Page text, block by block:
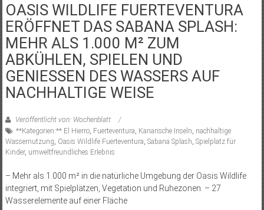
OASIS WILDLIFE FUERTEVENTURA
ERÖFFNET DAS SABANA SPLASH:
MEHR ALS 1.000 M² ZUM
ABKÜHLEN, SPIELEN UND
GENIESSEN DES WASSERS AUF
NACHHALTIGE WEISE
Veröffentlicht von: Wochenblatt
**Kategorien:** El Hierro, Fuerteventura, Kanarische Inseln, nachhaltige
Wassernutzung, Oasis Wildlife Fuerteventura, Sabana Splash, Spielplatz für
Kinder, umweltfreundliches Erlebnis
– Mehr als 1.000 m² in die natürliche Umgebung der Oasis Wildlife
integriert, mit Spielplätzen, Vegetation und Ruhezonen. – 27
Wasserelemente auf einer Fläche